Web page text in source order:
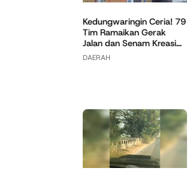
Kedungwaringin Ceria! 79
Tim Ramaikan Gerak
Jalan dan Senam Kreasi...
DAERAH